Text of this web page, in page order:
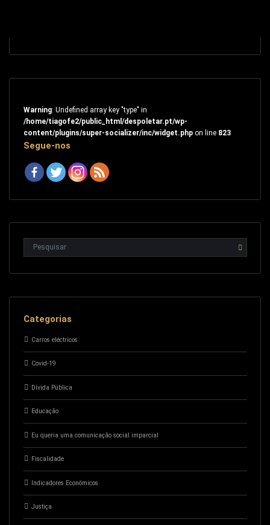
Warning: Undefined array key "type" in
/home/tiagofe2/public_html/despoletar.pt/wp-
content/plugins/super-socializer/inc/widget.phpon line 823
Segue-nos
Categorias
Carros eléctricos
Covid-19
Dívida Pública
Educação
Eu queria uma comunicação social imparcial
Fiscalidade
Indicadores Económicos
Justiça